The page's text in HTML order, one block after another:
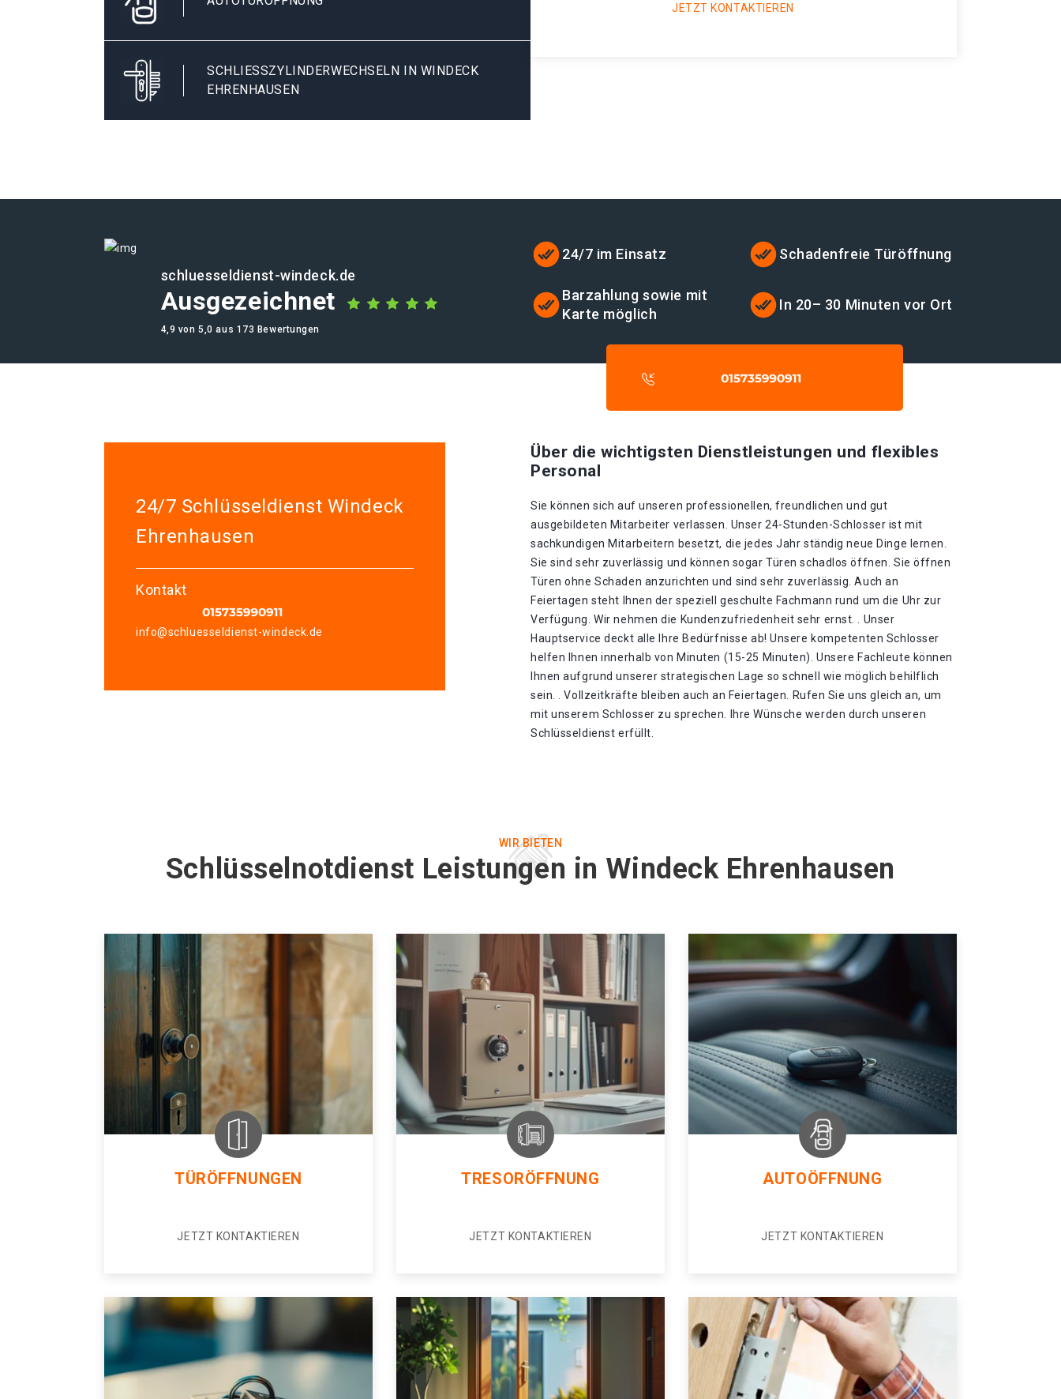
SCHLIESSZYLINDERWECHSELN IN WINDECK E
HRENHAUSEN
JETZT KONTAKTIEREN
schluesseldienst-windeck.de
Ausgezeichnet
4,9 von 5,0 aus 173 Bewertungen
24/7 im Einsatz Schadenfreie Türöffnung
Barzahlung sowie mit
Karte möglich
In 20– 30 Minuten vor Ort
24/7 Schlüsseldienst Windeck
Ehrenhausen
Kontakt
info@schluesseldienst-windeck.de
Über die wichtigsten Dienstleistungen und flexibles
Personal
Sie können sich auf unseren professionellen, freundlichen und gut
ausgebildeten Mitarbeiter verlassen. Unser 24-Stunden-Schlosser ist mit
sachkundigen Mitarbeitern besetzt, die jedes Jahr ständig neue Dinge lernen.
Sie sind sehr zuverlässig und können sogar Türen schadlos öffnen. Sie öffnen
Türen ohne Schaden anzurichten und sind sehr zuverlässig. Auch an
Feiertagen steht Ihnen der speziell geschulte Fachmann rund um die Uhr zur
Verfügung. Wir nehmen die Kundenzufriedenheit sehr ernst. . Unser
Hauptservice deckt alle Ihre Bedürfnisse ab! Unsere kompetenten Schlosser
helfen Ihnen innerhalb von Minuten (15-25 Minuten). Unsere Fachleute können
Ihnen aufgrund unserer strategischen Lage so schnell wie möglich behilflich
sein. . Vollzeitkräfte bleiben auch an Feiertagen. Rufen Sie uns gleich an, um
mit unserem Schlosser zu sprechen. Ihre Wünsche werden durch unseren
Schlüsseldienst erfüllt.
WIR BIETEN
Schlüsselnotdienst Leistungen in Windeck Ehrenhausen
TÜRÖFFNUNGEN
JETZT KONTAKTIEREN
TRESORÖFFNUNG
JETZT KONTAKTIEREN
AUTOÖFFNUNG
JETZT KONTAKTIEREN